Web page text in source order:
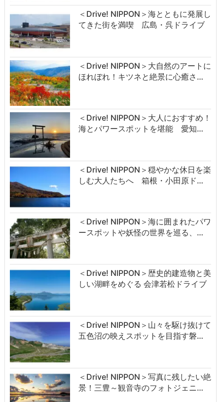
＜Drive! NIPPON＞海とともに発展し
てきた街を満喫 広島・呉ドライブ
＜Drive! NIPPON＞大自然のアートに
ほれぼれ！キツネと絶景に心癒さ…
＜Drive! NIPPON＞大人におすすめ！
海とパワースポットを堪能 愛知…
＜Drive! NIPPON＞穏やかな休日を楽
しむ大人たちへ 箱根・小田原ド…
＜Drive! NIPPON＞海に囲まれたパワ
ースポットや妖怪の世界を巡る、…
＜Drive! NIPPON＞歴史的建造物と美
しい湖畔をめぐる 会津若松ドライブ
＜Drive! NIPPON＞山々を駆け抜けて
五色沼の映えスポットを目指す磐…
＜Drive! NIPPON＞写真に残したい絶
景！三豊～観音寺のフォトジェニ…